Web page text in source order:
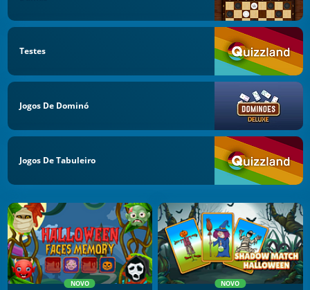
Testes
Jogos De Dominó
Jogos De Tabuleiro
NOVO NOVO